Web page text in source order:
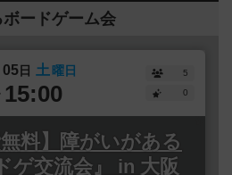
ードゲーム会
05日 土曜日
5
0
料】障がいがある
ゲ交流会』 in 大阪